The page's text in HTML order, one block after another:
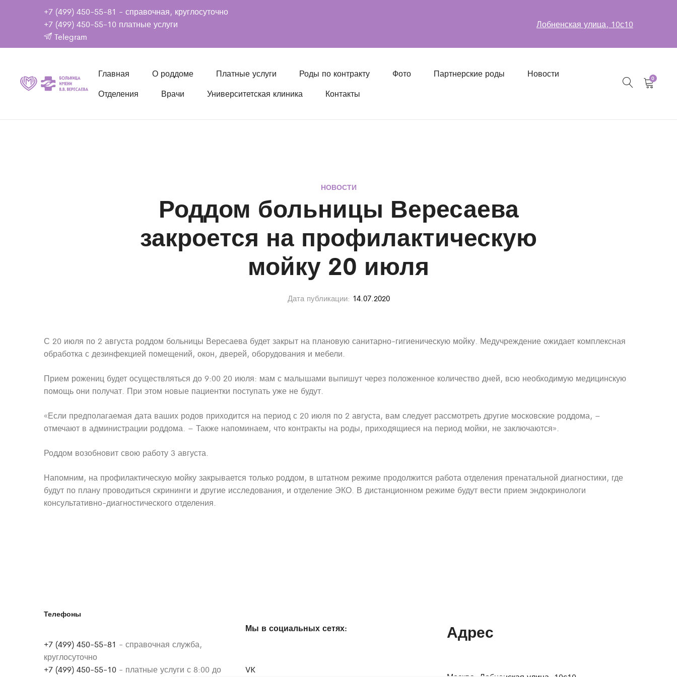
+7 (499) 450-55-81 - справочная, круглосуточно
+7 (499) 450-55-10 платные услуги
Telegram
Лобненская улица, 10с10
Главная О роддоме Платные услуги Роды по контракту Фото Партнерские роды
Новости
Отделения
Врачи Университетская клиника Контакты
0
НОВОСТИ
Роддом больницы Вересаева
закроется на профилактическую
мойку 20 июля
Дата публикации: 14.07.2020
С 20 июля по 2 августа роддом больницы Вересаева будет закрыт на плановую санитарно-гигиеническую мойку. Медучреждение ожидает комплексная
обработка с дезинфекцией помещений, окон, дверей, оборудования и мебели.
Прием рожениц будет осуществляться до 9:00 20 июля: мам с малышами выпишут через положенное количество дней, всю необходимую медицинскую
помощь они получат. При этом новые пациентки поступать уже не будут.
«Если предполагаемая дата ваших родов приходится на период с 20 июля по 2 августа, вам следует рассмотреть другие московские роддома, –
отмечают в администрации роддома. – Также напоминаем, что контракты на роды, приходящиеся на период мойки, не заключаются».
Роддом возобновит свою работу 3 августа.
Напомним, на профилактическую мойку закрывается только роддом, в штатном режиме продолжится работа отделения пренатальной диагностики, где
будут по плану проводиться скрининги и другие исследования, и отделение ЭКО. В дистанционном режиме будут вести прием эндокринологи
консультативно-диагностического отделения.
Телефоны
+7 (499) 450-55-81 - справочная служба,
круглосуточно
+7 (499) 450-55-10 - платные услуги с 8:00 до
Мы в социальных сетях:
VK
Адрес